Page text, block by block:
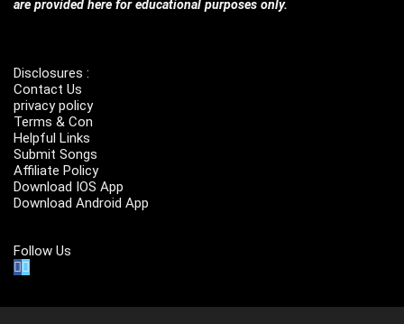
are provided here for educational purposes only.
Disclosures :
Contact Us
privacy policy
Terms & Con
Helpful Links
Submit Songs
Affiliate Policy
Download IOS App
Download Android App
Follow Us